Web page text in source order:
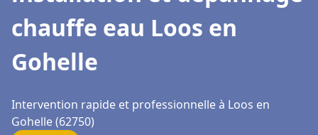
chauffe eau Loos en
Gohelle
Intervention rapide et professionnelle à Loos en
Gohelle (62750)